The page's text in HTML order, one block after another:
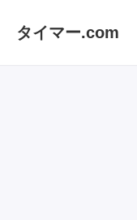
タイマー.com